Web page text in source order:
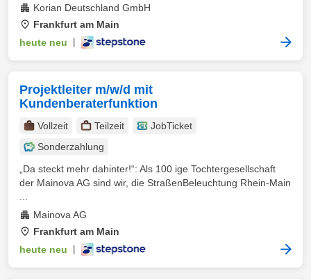
Korian Deutschland GmbH
Frankfurt am Main
heute neu
Projektleiter m/w/d mit
Kundenberaterfunktion
Vollzeit Teilzeit
JobTicket
Sonderzahlung
„Da steckt mehr dahinter!“: Als 100 ige Tochtergesellschaft
der Mainova AG sind wir, die StraßenBeleuchtung Rhein-Main
Mainova AG
Frankfurt am Main
heute neu